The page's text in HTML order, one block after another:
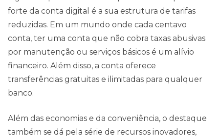
forte da conta digital é a sua estrutura de tarifas
reduzidas. Em um mundo onde cada centavo
conta, ter uma conta que não cobra taxas abusivas
por manutenção ou serviços básicos é um alívio
financeiro. Além disso, a conta oferece
transferências gratuitas e ilimitadas para qualquer
banco.
Além das economias e da conveniência, o destaque
também se dá pela série de recursos inovadores,